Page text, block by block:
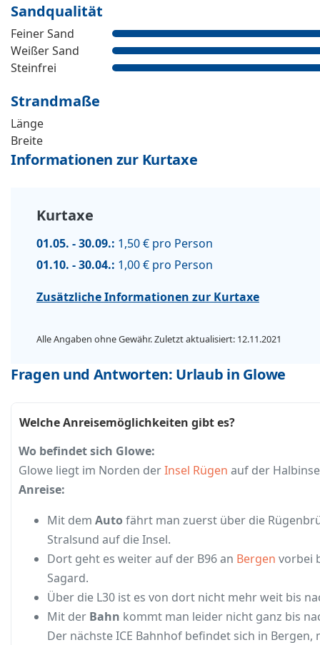
Sandqualität
Feiner Sand
Weißer Sand
Steinfrei
Strandmaße
Länge
Breite
Informationen zur Kurtaxe
Kurtaxe
01.05. - 30.09.: 1,50 € pro Person
01.10. - 30.04.: 1,00 € pro Person
Zusätzliche Informationen zur Kurtaxe
Alle Angaben ohne Gewähr. Zuletzt aktualisiert: 12.11.2021
Fragen und Antworten: Urlaub in Glowe
Welche Anreisemöglichkeiten gibt es?
Wo befindet sich Glowe:
Glowe liegt im Norden derInsel Rügen auf der
Anreise:
Mit dem Autofährt man zuerst über die
Stralsund auf die Insel.
Dort geht es weiter auf der B96 an Bergen vorbei
Sagard.
Über die L30 ist es von dort nicht mehr weit bis
Mit der Bahn kommt man leider nicht ganz bis
Der nächste ICE Bahnhof befindet sich in Bergen,